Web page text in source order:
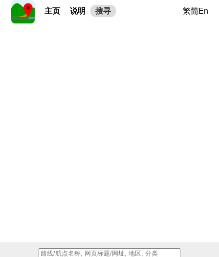
主页 说明 搜寻 繁简En